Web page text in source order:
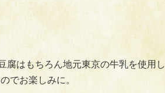
腐はもちろん地元東京の牛乳を使用し
でお楽しみに。